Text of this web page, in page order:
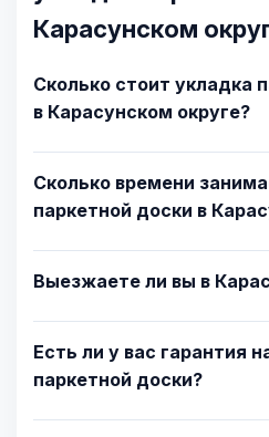
Карасунском
Сколько стоит укладка
в Карасунском округе?
Сколько времени
паркетной доски в
Выезжаете ли вы в
Есть ли у вас гарантия
паркетной доски?